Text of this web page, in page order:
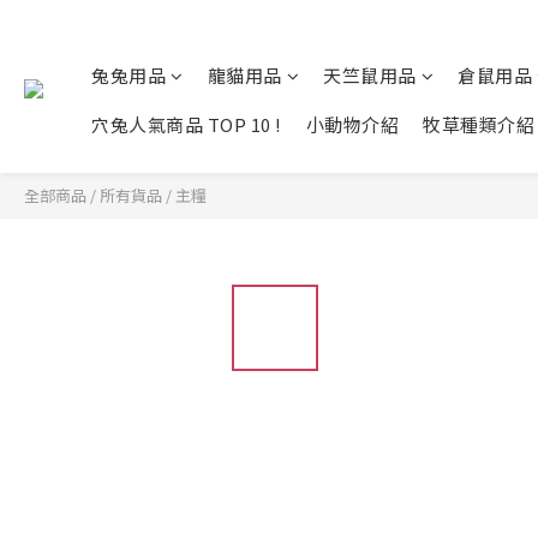
兔兔用品 龍貓用品 天竺鼠用品
倉鼠用品
穴兔人氣商品 TOP 10 !
小動物介紹 牧草種類介紹
全部商品 / 所有貨品 / 主糧